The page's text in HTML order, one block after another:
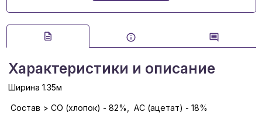
Характеристики и описание
Ширина 1.35м
Состав > CO (хлопок) - 82%, AC (ацетат) - 18%